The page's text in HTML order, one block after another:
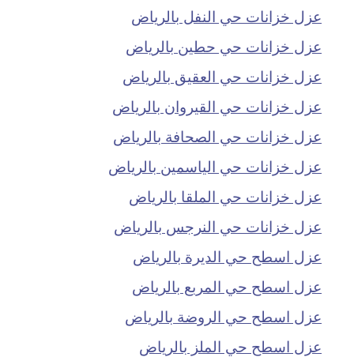
عزل خزانات حي النفل بالرياض
عزل خزانات حي حطين بالرياض
عزل خزانات حي العقيق بالرياض
عزل خزانات حي القيروان بالرياض
عزل خزانات حي الصحافة بالرياض
عزل خزانات حي الياسمين بالرياض
عزل خزانات حي الملقا بالرياض
عزل خزانات حي النرجس بالرياض
عزل اسطح حي الديرة بالرياض
عزل اسطح حي المربع بالرياض
عزل اسطح حي الروضة بالرياض
عزل اسطح حي الملز بالرياض